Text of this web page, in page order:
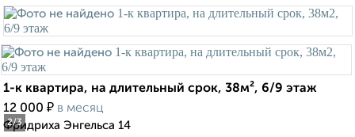
2/3
1-к квартира, на длительный срок, 38м², 6/9 этаж
12 000 ₽ в месяц
Фридриха Энгельса 14